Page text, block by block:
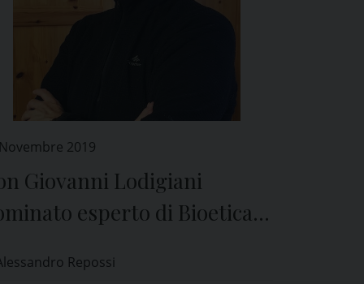
2019
Giovanni Lodigiani
esperto di Bioetica
Repossi